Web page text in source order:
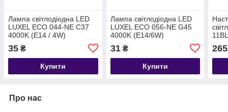
Лампа світлодіодна LED
LUXEL ECO 044-NE C37
4000K (E14 / 4W)
35 ₴
Купити
Лампа світлодіодна LED
LUXEL ECO 056-NE G45
4000K (E14/6W)
31₴
Купити
265
Про нас